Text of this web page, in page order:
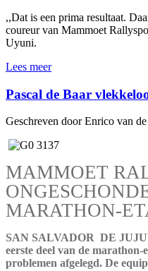
,,Dat is een prima resultaat.
coureur van Mammoet
Uyuni.
Lees meer
Pascal de Baar
Geschreven door Enrico van de
MAMMOET
MARATHON-
SAN SALVADOR DE
eerste deel van de marathon-
problemen afgelegd. De